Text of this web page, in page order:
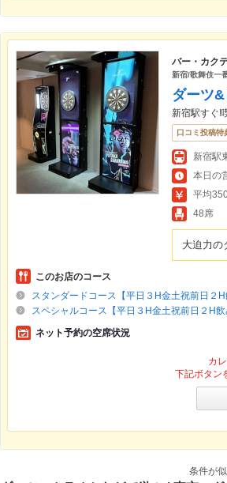
バー・カク
新宿/歌舞伎一
ダーツ
新宿駅すぐ!
口コミ投稿特
本日の
平均
48席
大迫力の
このお店のコース
スタンダードコース【平日３H金土祝前日２
スペシャルコース【平日３H金土祝前日２H
ネット予約の空席状況
カ
下記ボタン
条件が